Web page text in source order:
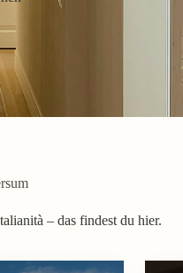
– das findest du hier.